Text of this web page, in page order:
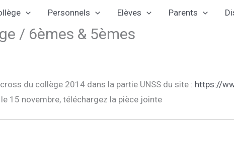
Personnels Elèves Parents
/ 6èmes & 5èmes
du collège 2014 dans la partie UNSS du site : https://
15 novembre, téléchargez la pièce jointe